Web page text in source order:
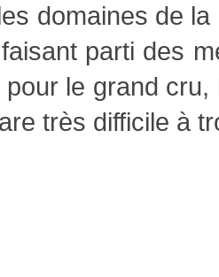
domaines de
parti des
le grand cru,
très difficile à